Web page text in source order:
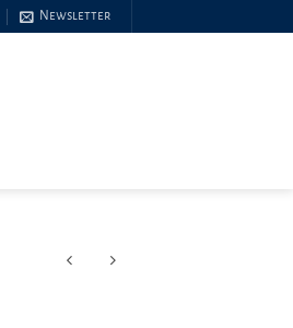
Newsletter